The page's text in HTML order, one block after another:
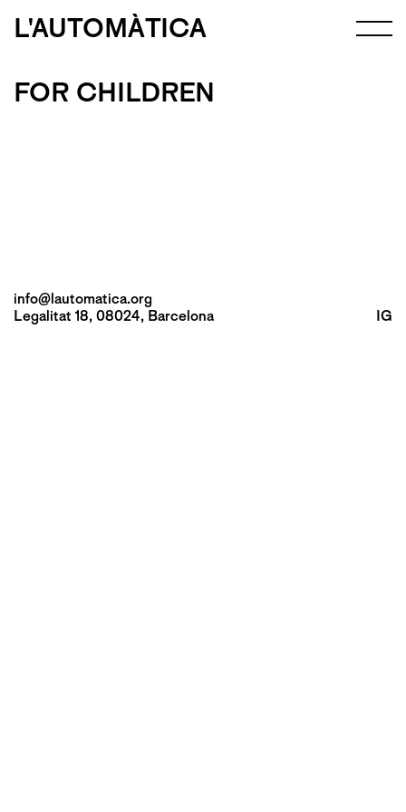
L'AUTOMÀTICA
FOR CHILDREN
info@lautomatica.org
Legalitat 18, 08024, Barcelona
IG